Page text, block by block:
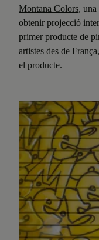
Montana Colors, una
obtenir projecció
primer producte de
artistes des de
el producte.